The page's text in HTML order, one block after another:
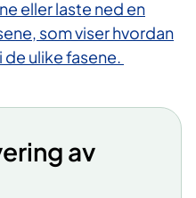
eller laste ned en
som viser hvordan
ulike fasene.
av